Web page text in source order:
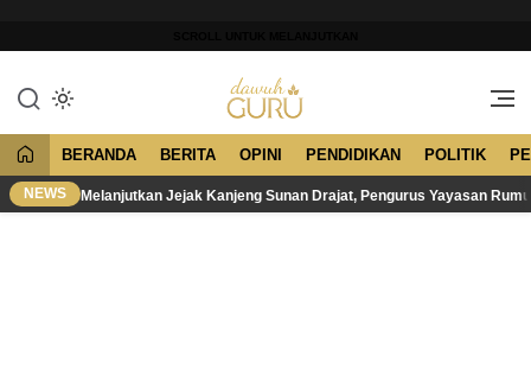
konten
Dawuh Guru
Merawat Tradisi, Membangun
BERANDA BERITA OPINI PENDIDIKAN POLITIK
NEWS Melanjutkan Jejak Kanjeng Sunan Drajat, Pengurus Yayasan